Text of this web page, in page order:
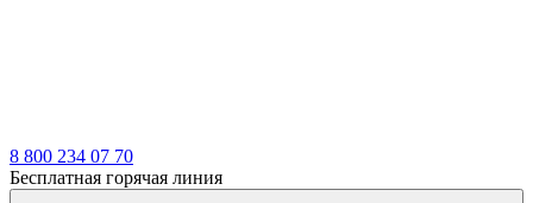
8 800 234 07 70
Бесплатная горячая линия